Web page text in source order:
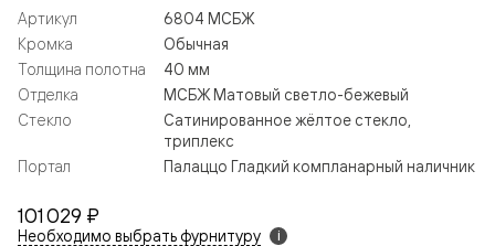
101 029 ₽
Необходимо выбрать фурнитуру i
Артикул
6804 МСБЖ
Кромка
Обычная
Толщина полотна
40 мм
Отделка
МСБЖ Матовый светло-бежевый
Стекло
Сатинированное жёлтое стекло,
триплекс
Портал
Палаццо Гладкий компланарный наличник